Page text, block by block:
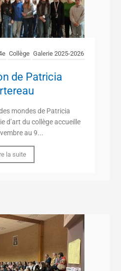
Collège Galerie 2025-2026
de Patricia
mondes de Patricia
d’art du collège accueille
au 9...
la suite